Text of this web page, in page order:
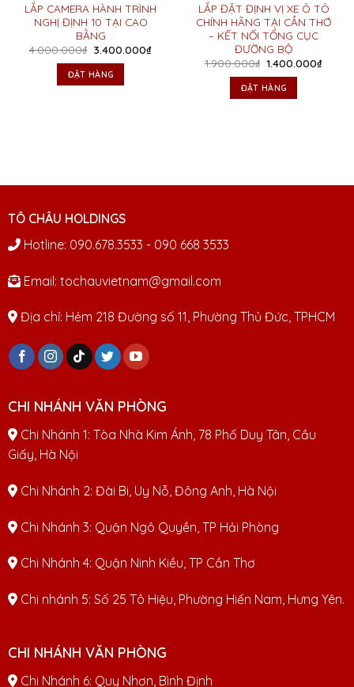
LẮP CAMERA HÀNH TRÌNH
NGHỊ ĐỊNH 10 TẠI CAO
BẰNG
4.000.000₫ Giá
là:
4.000.000₫.
3.400.000₫Giá
ĐẶT HÀNG
LẮP ĐẶT ĐỊNH VỊ XE Ô TÔ
CHÍNH HÃNG TẠI CẦN THƠ
– KẾT NỐI TỔNG CỤC
ĐƯỜNG BỘ
1.900.000₫ Giá
là:
1.900.000₫.
1.400.000₫Giá
ĐẶT HÀNG
TÔ CHÂU HOLDINGS
Hotline: 090.678.3533 - 090 668 3533
Email: tochauvietnam@gmail.com
Địa chỉ: Hẻm 218 Đường số 11, Phường Thủ Đức, TPHCM
CHI NHÁNH VĂN PHÒNG
Chi Nhánh 1: Tòa Nhà Kim Ánh, 78 Phố Duy Tân, Cầu
Giấy, Hà Nội
Chi Nhánh 2: Đài Bi, Uy Nỗ, Đông Anh, Hà Nội
Chi Nhánh 3: Quận Ngô Quyền, TP Hải Phòng
Chi Nhánh 4: Quận Ninh Kiều, TP Cần Thơ
Chi nhánh 5: Số 25 Tô Hiệu, Phường Hiến Nam, Hưng Yên.
CHI NHÁNH VĂN PHÒNG
Chi Nhánh 6: Quy Nhơn, Bình Định